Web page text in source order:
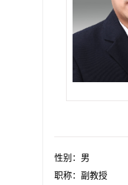
性别：男
职称：副教授